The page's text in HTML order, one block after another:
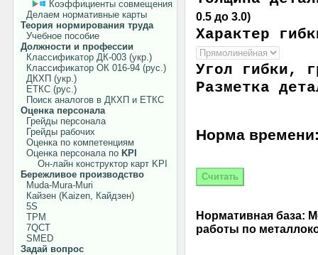
Коэффициенты совмещения
Делаем нормативные карты
Теория нормирования труда
Учебное пособие
Должности и профессии
Классификатор ДК-003 (укр.)
Классификатор ОК 016-94 (рус.)
ДКХП (укр.)
ЕТКС (рус.)
Поиск аналогов в ДКХП и ЕТКС
Оценка персонала
Грейды персонала
Грейды рабочих
Оценка по компетенциям
Оценка персонала по KPI
Он-лайн конструктор карт KPI
Бережливое производство
Muda-Mura-Muri
Кайзен (Kaizen, Кайдзен)
5S
TPM
7QCT
SMED
Задай вопрос
0.5 до 3.0)
Характер
Угол
Разметка
Норма
Нормативная база:
работы по